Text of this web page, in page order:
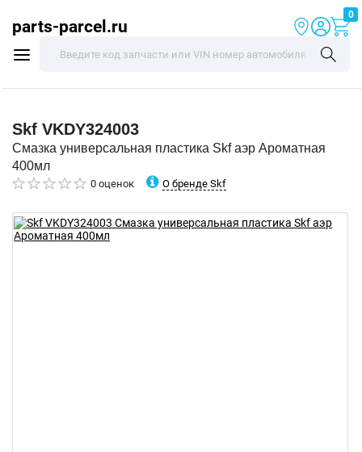
parts-parcel.ru
0
Skf VKDY324003
Смазка универсальная пластика Skf аэр Ароматная
400мл
0 оценок О бренде Skf